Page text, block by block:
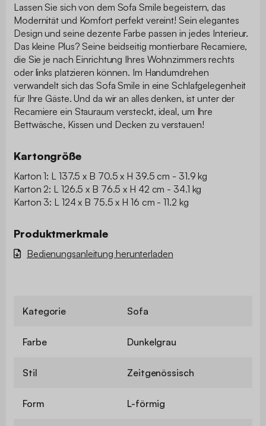
Lassen Sie sich von dem Sofa Smile begeistern, das
Modernität und Komfort perfekt vereint! Sein elegantes
Design und seine dezente Farbe passen in jedes Interieur.
Das kleine Plus? Seine beidseitig montierbare Recamiere,
die Sie je nach Einrichtung Ihres Wohnzimmers rechts
oder links platzieren können. Im Handumdrehen
verwandelt sich das Sofa Smile in eine Schlafgelegenheit
für Ihre Gäste. Und da wir an alles denken, ist unter der
Recamiere ein Stauraum versteckt, ideal, um Ihre
Bettwäsche, Kissen und Decken zu verstauen!
Kartongröße
Karton 1: L 137.5 x B 70.5 x H 39.5 cm - 31.9 kg
Karton 2: L 126.5 x B 76.5 x H 42 cm - 34.1 kg
Karton 3: L 124 x B 75.5 x H 16 cm - 11.2 kg
Produktmerkmale
Bedienungsanleitung herunterladen
Kategorie Sofa
Farbe Dunkelgrau
Stil Zeitgenössisch
Form L-förmig